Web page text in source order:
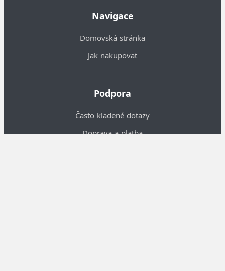
Navigace
Domovská stránka
Jak nakupovat
Podpora
Často kladené dotazy
Doprava a platba